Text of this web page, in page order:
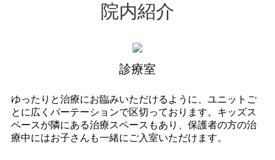
院内紹介
診療室
ゆったりと治療にお臨みいただけるように、ユニットご
とに広くパーテーションで区切っております。キッズス
ペースが隣にある治療スペースもあり、保護者の方の治
療中にはお子さんも一緒にご入室いただけます。